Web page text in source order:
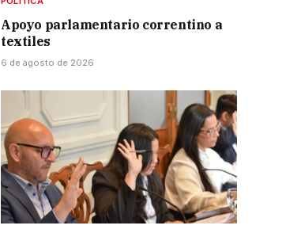
Apoyo parlamentario correntino a
textiles
6 de agosto de 2026